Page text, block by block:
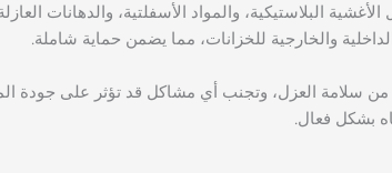
البلاستيكية، والمواد الأسفلتية،
والخارجية للخزانات، مما يضمن حماية شاملة.
سلامة العزل، وتجنب أي مشاكل قد تؤثر على جودة
بشكل فعال.